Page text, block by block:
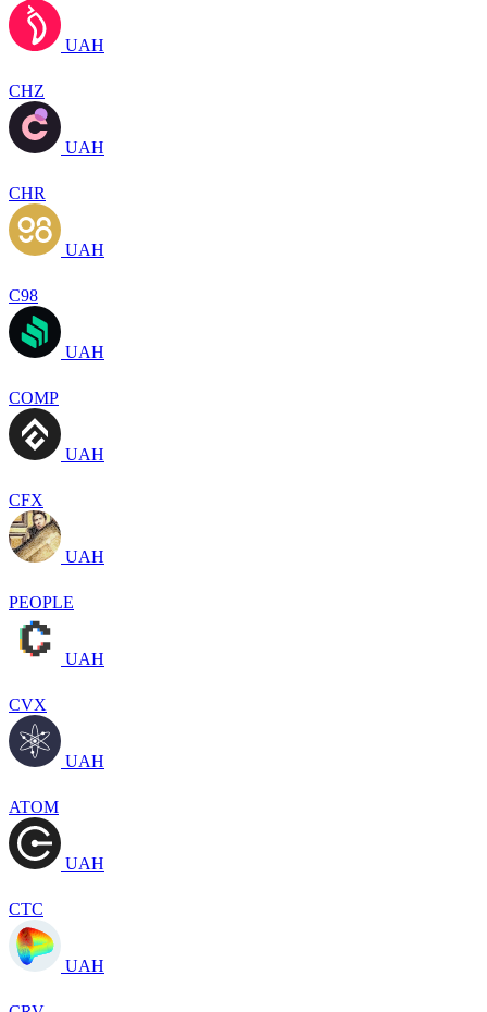
UAH
CHZ
UAH
CHR
UAH
C98
UAH
COMP
UAH
CFX
UAH
PEOPLE
UAH
CVX
UAH
ATOM
UAH
CTC
UAH